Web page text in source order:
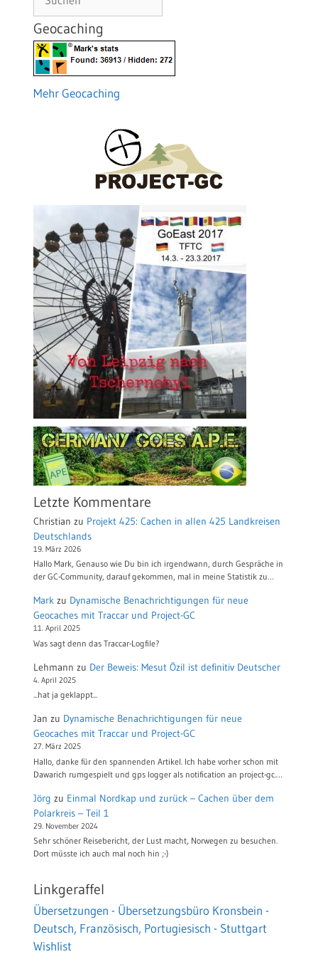
Geocaching
Mehr Geocaching
Letzte Kommentare
Christian zu Projekt 425: Cachen in allen 425 Landkreisen
Deutschlands
19. März 2026
Hallo Mark, Genauso wie Du bin ich irgendwann, durch Gespräche in
der GC-Community, darauf gekommen, mal in meine Statistik zu…
Mark zu Dynamische Benachrichtigungen für neue
Geocaches mit Traccar und Project-GC
11. April 2025
Was sagt denn das Traccar-Logfile?
Lehmann zu Der Beweis: Mesut Özil ist definitiv Deutscher
4. April 2025
...hat ja geklappt...
Jan zu Dynamische Benachrichtigungen für neue
Geocaches mit Traccar und Project-GC
27. März 2025
Hallo, danke für den spannenden Artikel. Ich habe vorher schon mit
Dawarich rumgespielt und gps logger als notification an project-gc.…
Jörg zu Einmal Nordkap und zurück – Cachen über dem
Polarkreis – Teil 1
29. November 2024
Sehr schöner Reisebericht, der Lust macht, Norwegen zu besuchen.
Dort müsste ich auch mal noch hin ;-)
Linkgeraffel
Übersetzungen - Übersetzungsbüro Kronsbein -
Deutsch, Französisch, Portugiesisch - Stuttgart
Wishlist